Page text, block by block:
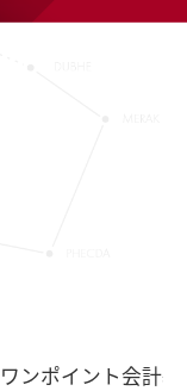
ワンポイント会計